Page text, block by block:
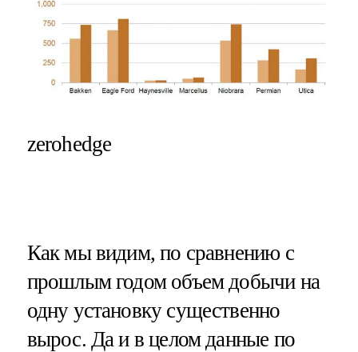
zerohedge
Как мы видим, по сравнению с
прошлым годом объем добычи на
одну установку существенно
вырос. Да и в целом данные по